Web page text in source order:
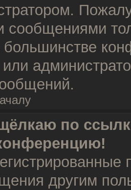
по
другим